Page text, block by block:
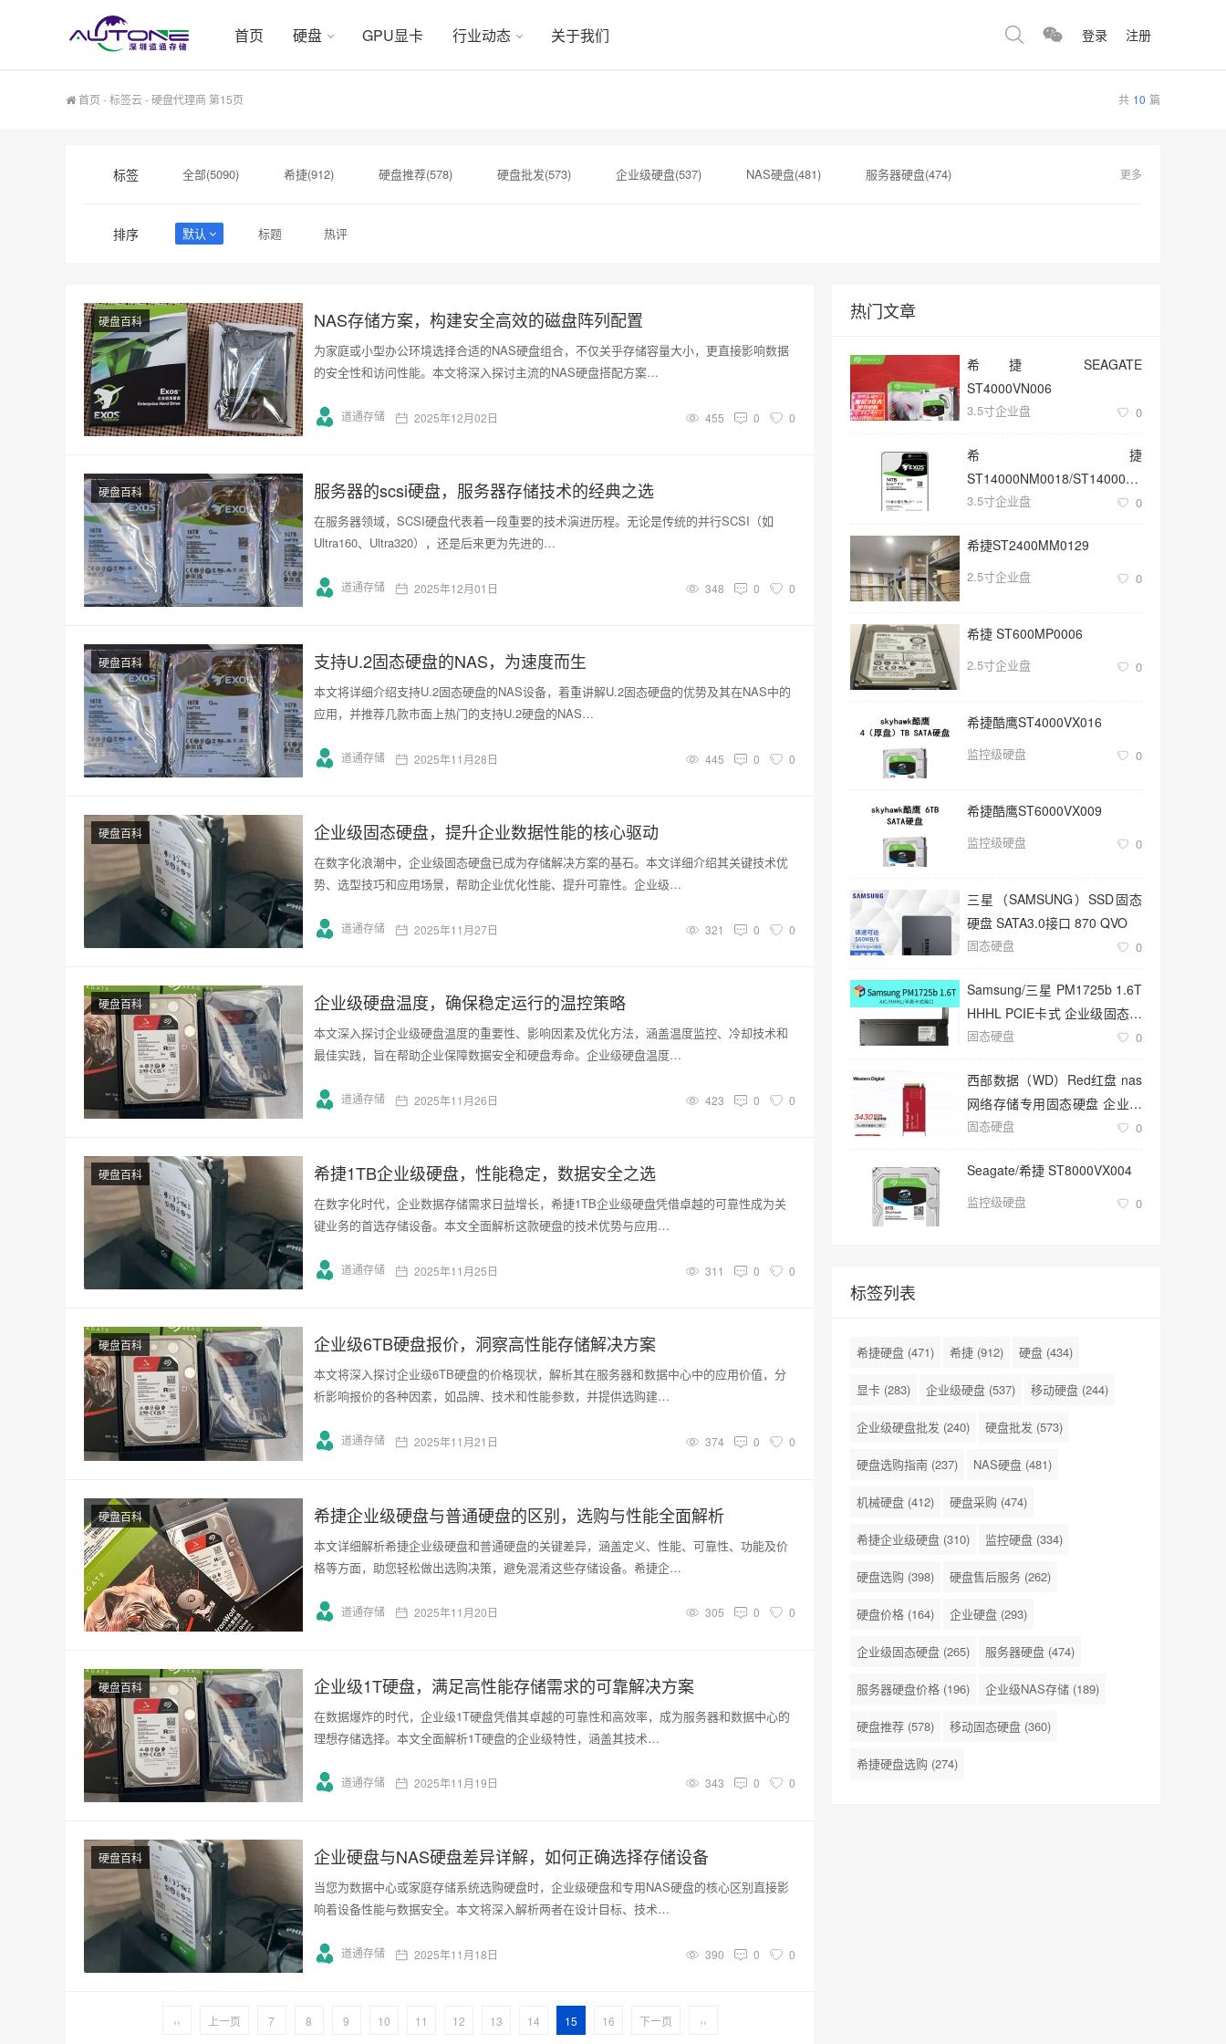
首页 硬盘 GPU显卡 行业动态 关于我们 登录 注册
首页 -标签云- 硬盘代理商 第15页 共 10 篇
标签 全部(5090) 希捷(912) 硬盘推荐(578) 硬盘批发(573) 企业级硬盘(537) NAS硬盘(481) 服务器硬盘(474) 更多
排序 默认 标题 热评
硬盘百科 NAS存储方案，构建安全高效的磁盘阵列配置
为家庭或小型办公环境选择合适的NAS硬盘组合，不仅关乎存储容量大小，更直接影响数据
的安全性和访问性能。本文将深入探讨主流的NAS硬盘搭配方案…
道通存储 2025年12月02日 455 0 0
硬盘百科 服务器的scsi硬盘，服务器存储技术的经典之选
在服务器领域，SCSI硬盘代表着一段重要的技术演进历程。无论是传统的并行SCSI（如
Ultra160、Ultra320），还是后来更为先进的…
道通存储 2025年12月01日 348 0 0
硬盘百科 支持U.2固态硬盘的NAS，为速度而生
本文将详细介绍支持U.2固态硬盘的NAS设备，着重讲解U.2固态硬盘的优势及其在NAS中的
应用，并推荐几款市面上热门的支持U.2硬盘的NAS…
道通存储 2025年11月28日 445 0 0
硬盘百科 企业级固态硬盘，提升企业数据性能的核心驱动
在数字化浪潮中，企业级固态硬盘已成为存储解决方案的基石。本文详细介绍其关键技术优
势、选型技巧和应用场景，帮助企业优化性能、提升可靠性。企业级…
道通存储 2025年11月27日 321 0 0
硬盘百科 企业级硬盘温度，确保稳定运行的温控策略
本文深入探讨企业级硬盘温度的重要性、影响因素及优化方法，涵盖温度监控、冷却技术和
最佳实践，旨在帮助企业保障数据安全和硬盘寿命。企业级硬盘温度…
道通存储 2025年11月26日 423 0 0
硬盘百科 希捷1TB企业级硬盘，性能稳定，数据安全之选
在数字化时代，企业数据存储需求日益增长，希捷1TB企业级硬盘凭借卓越的可靠性成为关
键业务的首选存储设备。本文全面解析这款硬盘的技术优势与应用…
道通存储 2025年11月25日 311 0 0
硬盘百科 企业级6TB硬盘报价，洞察高性能存储解决方案
本文将深入探讨企业级6TB硬盘的价格现状，解析其在服务器和数据中心中的应用价值，分
析影响报价的各种因素，如品牌、技术和性能参数，并提供选购建…
道通存储 2025年11月21日 374 0 0
硬盘百科 希捷企业级硬盘与普通硬盘的区别，选购与性能全面解析
本文详细解析希捷企业级硬盘和普通硬盘的关键差异，涵盖定义、性能、可靠性、功能及价
格等方面，助您轻松做出选购决策，避免混淆这些存储设备。希捷企…
道通存储 2025年11月20日 305 0 0
硬盘百科 企业级1T硬盘，满足高性能存储需求的可靠解决方案
在数据爆炸的时代，企业级1T硬盘凭借其卓越的可靠性和高效率，成为服务器和数据中心的
理想存储选择。本文全面解析1T硬盘的企业级特性，涵盖其技术…
道通存储 2025年11月19日 343 0 0
硬盘百科 企业硬盘与NAS硬盘差异详解，如何正确选择存储设备
当您为数据中心或家庭存储系统选购硬盘时，企业级硬盘和专用NAS硬盘的核心区别直接影
响着设备性能与数据安全。本文将深入解析两者在设计目标、技术…
道通存储 2025年11月18日 390 0 0
‹‹ 上一页 7 8 9 10 11 12 13 14 15 16 下一页 ››
热门文章
希捷 SEAGATE
ST4000VN006
3.5寸企业盘 0
希捷
ST14000NM0018/ST14000NM001G
3.5寸SATA 14TB硬盘
3.5寸企业盘 0
希捷ST2400MM0129
2.5寸企业盘 0
希捷 ST600MP0006
2.5寸企业盘 0
希捷酷鹰ST4000VX016
监控级硬盘 0
希捷酷鹰ST6000VX009
监控级硬盘 0
三星（SAMSUNG）SSD固态
硬盘 SATA3.0接口 870 QVO
固态硬盘 0
Samsung/三星 PM1725b 1.6T
HHHL PCIE卡式 企业级固态硬
盘
固态硬盘 0
西部数据（WD）Red红盘 nas
网络存储专用固态硬盘 企业级
服务器
固态硬盘 0
Seagate/希捷 ST8000VX004
监控级硬盘 0
标签列表
希捷硬盘 (471) 希捷 (912) 硬盘 (434)
显卡 (283) 企业级硬盘 (537) 移动硬盘 (244)
企业级硬盘批发 (240) 硬盘批发 (573)
硬盘选购指南 (237) NAS硬盘 (481)
机械硬盘 (412) 硬盘采购 (474)
希捷企业级硬盘 (310) 监控硬盘 (334)
硬盘选购 (398) 硬盘售后服务 (262)
硬盘价格 (164) 企业硬盘 (293)
企业级固态硬盘 (265) 服务器硬盘 (474)
服务器硬盘价格 (196) 企业级NAS存储 (189)
硬盘推荐 (578) 移动固态硬盘 (360)
希捷硬盘选购 (274)